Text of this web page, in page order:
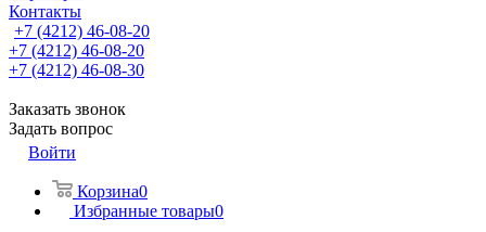
Контакты
+7 (4212) 46-08-20
+7 (4212) 46-08-20
+7 (4212) 46-08-30
Заказать звонок
Задать вопрос
Войти
Корзина0
Избранные товары0